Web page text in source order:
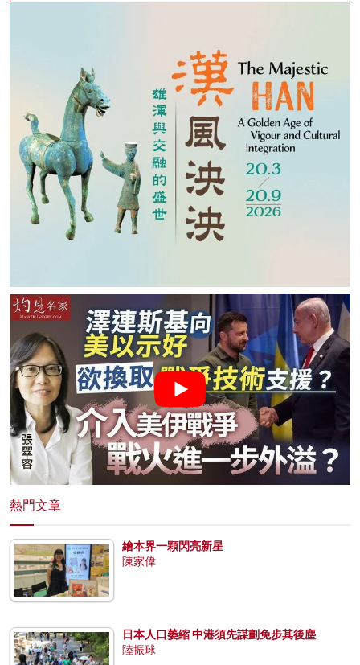
熱門文章
繪本界一顆閃亮新星
陳家偉
日本人口萎縮 中港須先謀劃免步其後塵
陸振球